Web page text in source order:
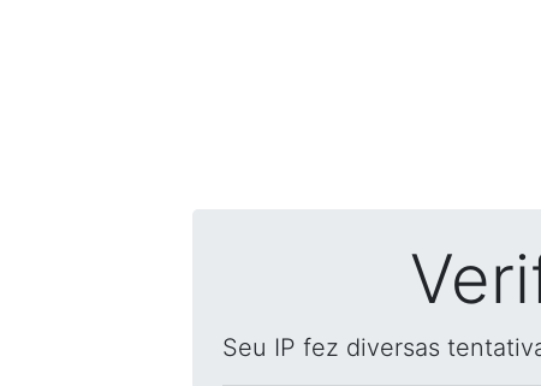
Seu IP fez diversas